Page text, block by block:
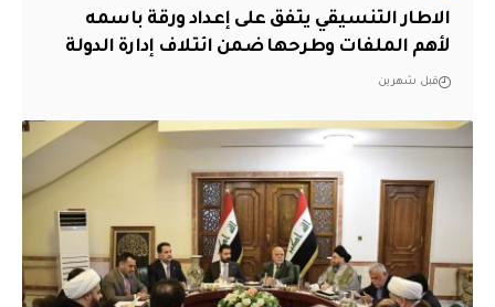
الاطار التنسيقي يتفق على إعداد ورقة باسمه
لأهم الملفات وطرحها ضمن ائتلاف إدارة الدولة
قبل شهرين